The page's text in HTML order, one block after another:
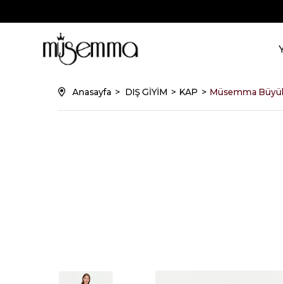
Anasayfa DIŞ GİYİM KAP Müsemma